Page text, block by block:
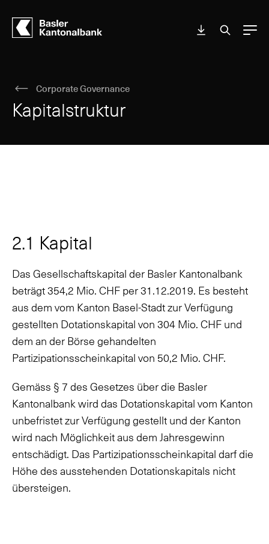
Menu
Corporate Governance
Kapitalstruktur
2.1 Kapital
Das Gesellschaftskapital der Basler Kantonalbank
beträgt 354,2 Mio. CHF per 31.12.2019. Es besteht
aus dem vom Kanton Basel-Stadt zur Verfügung
gestellten Dotationskapital von 304 Mio. CHF und
dem an der Börse gehandelten
Partizipationsscheinkapital von 50,2 Mio. CHF.
Gemäss § 7 des Gesetzes über die Basler
Kantonalbank wird das Dotationskapital vom Kanton
unbefristet zur Verfügung gestellt und der Kanton
wird nach Möglichkeit aus dem Jahresgewinn
entschädigt. Das Partizipationsscheinkapital darf die
Höhe des ausstehenden Dotationskapitals nicht
übersteigen.